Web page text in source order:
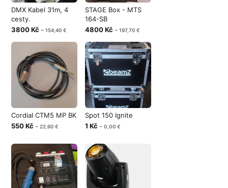
DMX Kabel 31m, 4
cesty.
3800 Kč ~ 154,40 €
STAGE Box - MTS
164-SB
4800 Kč ~ 197,70 €
Cordial CTM5 MP BK
550 Kč ~ 22,60 €
Spot 150 Ignite
1 Kč ~ 0,00 €